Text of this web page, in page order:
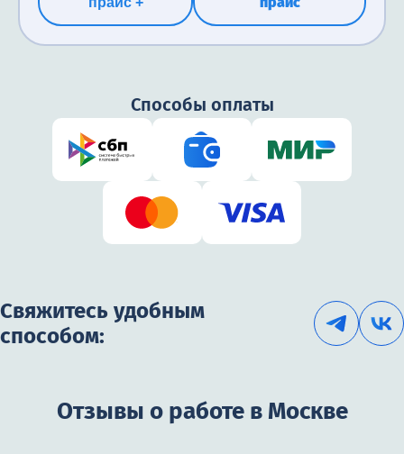
Способы оплаты
Свяжитесь удобным
способом:
Отзывы о работе в Москве